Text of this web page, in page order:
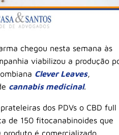
chegou nesta semana às
viabilizou a produção
Clever Leaves,
cannabis medicinal.
dos PDVs o CBD full
de 150 fitocanabinoides que
é comercializado